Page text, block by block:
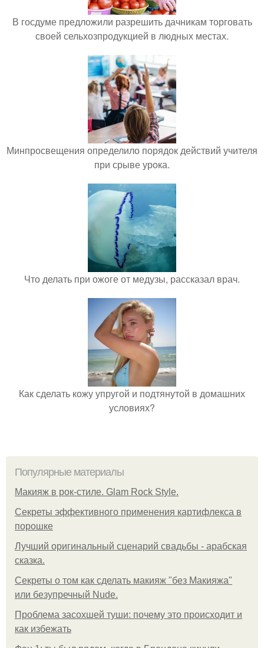
В госдуме предложили разрешить дачникам торговать
своей сельхозпродукцией в людных местах.
Минпросвещения определило порядок действий учителя
при срыве урока.
Что делать при ожоге от медузы, рассказал врач.
Как сделать кожу упругой и подтянутой в домашних
условиях?
Популярные материалы
Макияж в рок-стиле. Glam Rock Style.
Секреты эффективного применения картифлекса в
порошке
Лучший оригинальный сценарий свадьбы - арабская
сказка.
Секреты о том как сделать макияж "без Макияжа"
или безупречный Nude.
Проблема засохшей туши: почему это происходит и
как избежать